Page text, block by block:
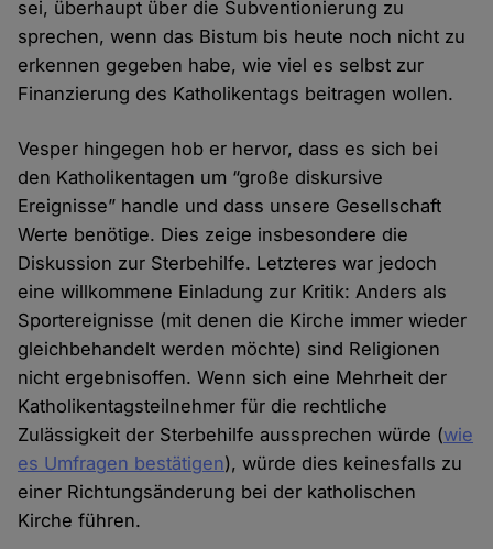
sei, überhaupt über die Subventionierung zu
sprechen, wenn das Bistum bis heute noch nicht zu
erkennen gegeben habe, wie viel es selbst zur
Finanzierung des Katholikentags beitragen wollen.
Vesper hingegen hob er hervor, dass es sich bei
den Katholikentagen um “große diskursive
Ereignisse” handle und dass unsere Gesellschaft
Werte benötige. Dies zeige insbesondere die
Diskussion zur Sterbehilfe. Letzteres war jedoch
eine willkommene Einladung zur Kritik: Anders als
Sportereignisse (mit denen die Kirche immer wieder
gleichbehandelt werden möchte) sind Religionen
nicht ergebnisoffen. Wenn sich eine Mehrheit der
Katholikentagsteilnehmer für die rechtliche
Zulässigkeit der Sterbehilfe aussprechen würde (wie
es Umfragen bestätigen), würde dies keinesfalls zu
einer Richtungsänderung bei der katholischen
Kirche führen.